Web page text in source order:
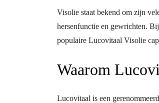
Visolie staat bekend om zijn
hersenfunctie en gewrichten.
populaire Lucovitaal Visolie
Waarom
Lucovitaal is een